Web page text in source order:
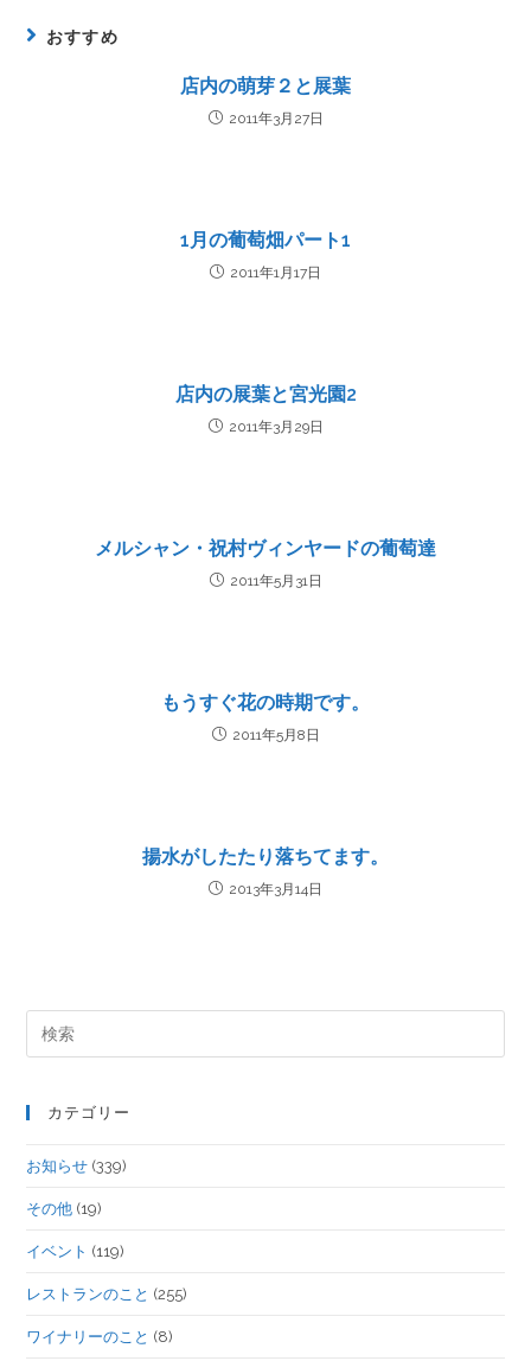
おすすめ
店内の萌芽２と展葉
2011年3月27日
1月の葡萄畑パート1
2011年1月17日
店内の展葉と宮光園2
2011年3月29日
メルシャン・祝村ヴィンヤードの葡萄達
2011年5月31日
もうすぐ花の時期です。
2011年5月8日
揚水がしたたり落ちてます。
2013年3月14日
カテゴリー
お知らせ (339)
その他 (19)
イベント (119)
レストランのこと (255)
ワイナリーのこと (8)